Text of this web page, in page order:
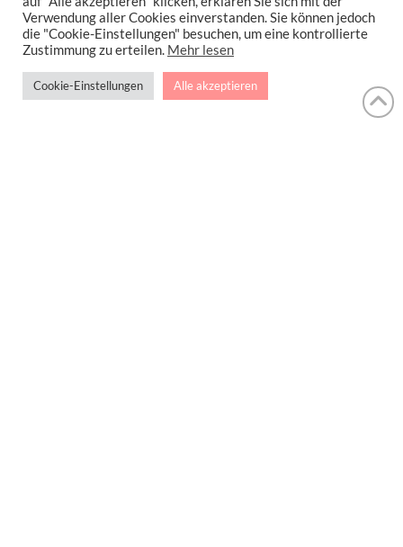
Kokosmilch selbstgemacht:
Verwendung aller Cookies einverstanden. Sie können jedoch
die "Cookie-Einstellungen" besuchen, um eine kontrollierte
Zustimmung zu erteilen. Mehr lesen
Cookie-Einstellungen Alle akzeptieren